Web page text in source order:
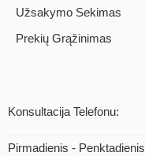
Užsakymo Sekimas
Prekių Grąžinimas
Konsultacija Telefonu:
Pirmadienis - Penktadienis